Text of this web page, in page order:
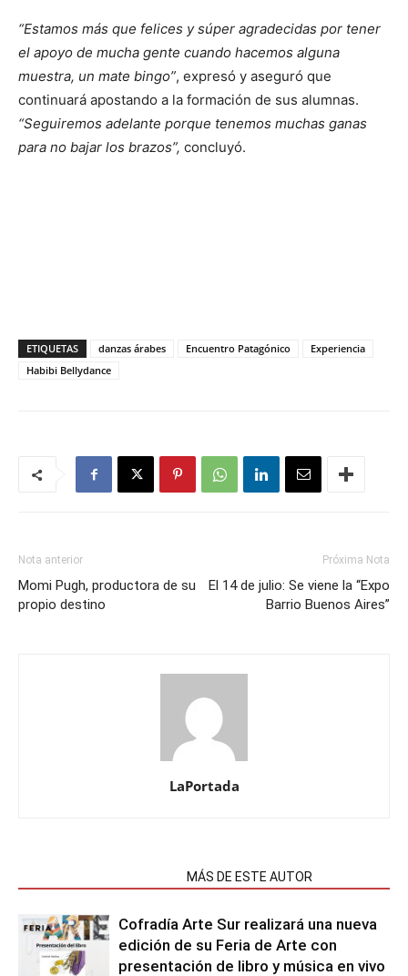
“Estamos más que felices y súper agradecidas por tener
el apoyo de mucha gente cuando hacemos alguna
muestra, un mate bingo”, expresó y aseguró que
continuará apostando a la formación de sus alumnas.
“Seguiremos adelante porque tenemos muchas ganas
para no bajar los brazos”, concluyó.
ETIQUETAS danzas árabes Encuentro Patagónico
Experiencia
Habibi Bellydance
Nota anterior
Momi Pugh, productora de su
propio destino
Próxima Nota
El 14 de julio: Se viene la “Expo
Barrio Buenos Aires”
LaPortada
MÁS DE ESTE AUTOR
Cofradía Arte Sur realizará una nueva
edición de su Feria de Arte con
presentación de libro y música en vivo